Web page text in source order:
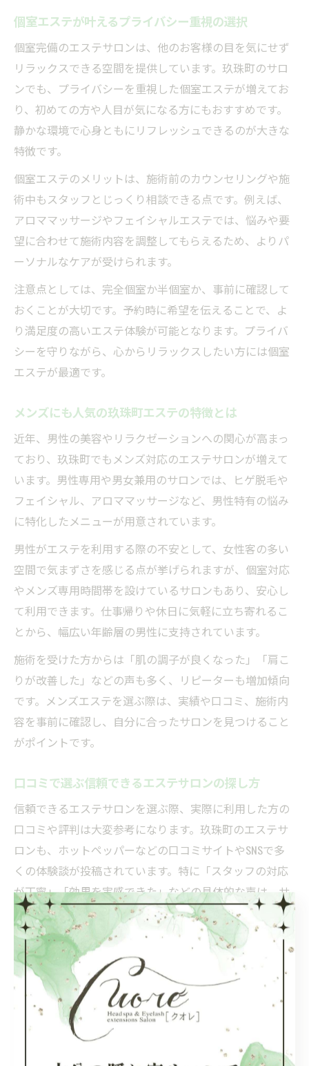
個室エステが叶えるプライバシー重視の選択
個室完備のエステサロンは、他のお客様の目を気にせず
リラックスできる空間を提供しています。玖珠町のサロ
ンでも、プライバシーを重視した個室エステが増えてお
り、初めての方や人目が気になる方にもおすすめです。
静かな環境で心身ともにリフレッシュできるのが大きな
特徴です。
個室エステのメリットは、施術前のカウンセリングや施
術中もスタッフとじっくり相談できる点です。例えば、
アロママッサージやフェイシャルエステでは、悩みや要
望に合わせて施術内容を調整してもらえるため、よりパ
ーソナルなケアが受けられます。
注意点としては、完全個室か半個室か、事前に確認して
おくことが大切です。予約時に希望を伝えることで、よ
り満足度の高いエステ体験が可能となります。プライバ
シーを守りながら、心からリラックスしたい方には個室
エステが最適です。
メンズにも人気の玖珠町エステの特徴とは
近年、男性の美容やリラクゼーションへの関心が高まっ
ており、玖珠町でもメンズ対応のエステサロンが増えて
います。男性専用や男女兼用のサロンでは、ヒゲ脱毛や
フェイシャル、アロママッサージなど、男性特有の悩み
に特化したメニューが用意されています。
男性がエステを利用する際の不安として、女性客の多い
空間で気まずさを感じる点が挙げられますが、個室対応
やメンズ専用時間帯を設けているサロンもあり、安心し
て利用できます。仕事帰りや休日に気軽に立ち寄れるこ
とから、幅広い年齢層の男性に支持されています。
施術を受けた方からは「肌の調子が良くなった」「肩こ
りが改善した」などの声も多く、リピーターも増加傾向
です。メンズエステを選ぶ際は、実績や口コミ、施術内
容を事前に確認し、自分に合ったサロンを見つけること
がポイントです。
口コミで選ぶ信頼できるエステサロンの探し方
信頼できるエステサロンを選ぶ際、実際に利用した方の
口コミや評判は大変参考になります。玖珠町のエステサ
ロンも、ホットペッパーなどの口コミサイトやSNSで多
くの体験談が投稿されています。特に「スタッフの対応
が丁寧」「効果を実感できた」などの具体的な声は、サ
ロン選びの大きな判断基準となります。
口コミを見る際のポイントは、施術内容や雰囲気だけで
なく、衛生面やアフターケアについてもチェックするこ
とです。長く通っているリピーターの意見や、初めて利
用した方の感想を比較することで、より客観的な評価が
分かります。
注意点として、全ての口コミが正確とは限らないため、